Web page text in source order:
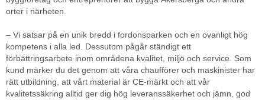
orter i närheten.
– Vi satsar på en unik bredd i fordonsparken och en ovanligt hög
kompetens i alla led. Dessutom pågår ständigt ett
förbättringsarbete inom områdena kvalitet, miljö och service. Som
kund märker du det genom att våra chaufförer och maskinister har
rätt utbildning, att vårt material är CE-märkt och att vår
kvalitetssäkring alltid ger dig hög leveranssäkerhet och jämn, god